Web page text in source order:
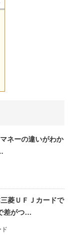
ネーの違いがわか
菱ＵＦＪカードで
差がつ…
ド